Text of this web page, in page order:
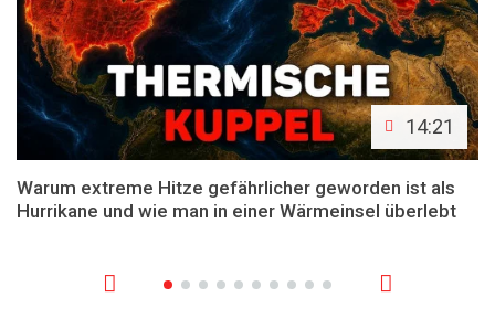
14:21
Warum extreme Hitze gefährlicher geworden ist als
Hurrikane und wie man in einer Wärmeinsel überlebt